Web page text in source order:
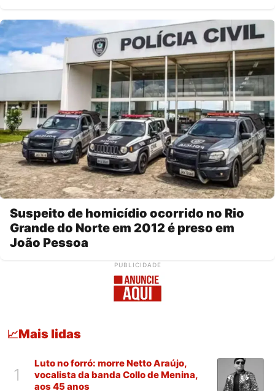
Suspeito de homicídio ocorrido no Rio
Grande do Norte em 2012 é preso em
João Pessoa
PUBLICIDADE
📈Mais lidas
1
Luto no forró: morre Netto Araújo,
vocalista da banda Collo de Menina,
aos 45 anos